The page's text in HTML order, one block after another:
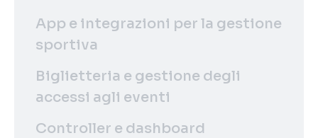
App e integrazioni per la gestione
sportiva
Biglietteria e gestione degli
accessi agli eventi
Controller e dashboard